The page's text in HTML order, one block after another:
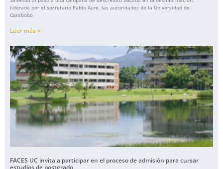
liderada por el secretario Pablo Aure, las autoridades de la Universidad de
Carabobo
Leer más »
FACES UC invita a participar en el proceso de admisión para cursar
estudios de postgrado